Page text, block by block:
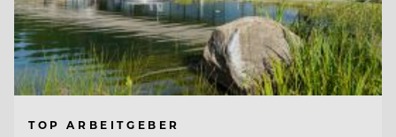
TOP ARBEITGEBER